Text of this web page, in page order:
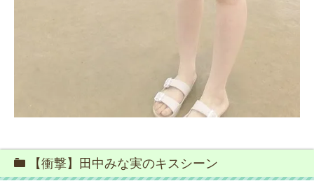
【衝撃】田中みな実のキスシーン